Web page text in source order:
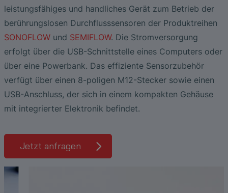
leistungsfähiges und handliches Gerät zum Betrieb der
berührungslosen Durchflusssensoren der Produktreihen
SONOFLOW und SEMIFLOW. Die Stromversorgung
erfolgt über die USB-Schnittstelle eines Computers oder
über eine Powerbank. Das effiziente Sensorzubehör
verfügt über einen 8-poligen M12-Stecker sowie einen
USB-Anschluss, der sich in einem kompakten Gehäuse
mit integrierter Elektronik befindet.
Jetzt anfragen
Low Flow Measurement with SONOFLOW
CO.55 V3.0
Durchflusssensoren in Continuous
Processing & Single-Use Anwendungen
Vergleichstest von Durchflusssensoren
Luftblasen- und Blutleckdetektion in
Dialysemaschinen
Durchflusssensor für System zur
Herzunterstützung
SONAPHONE DataSuite V
SONAPHONE DataSuite S
SteamExpert Module
Ultraschallanalyse bei der Lecksuche an
Druckluftanlagen
Application of Ultrasound Technology
Energie in Dampf- und
Kondensatsystemen sparen
FAQ-L.4
FAQ-L.6
Ultraschallprüfköpfe
Zerstörungsfreie Prüfung von
Hochtemperatur-Keramiken
Schubplatten in der Keramikproduktion